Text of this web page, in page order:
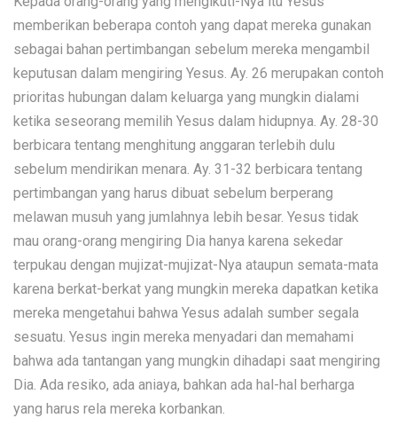
memberikan beberapa contoh yang dapat mereka gunakan
sebagai bahan pertimbangan sebelum mereka mengambil
keputusan dalam mengiring Yesus. Ay. 26 merupakan contoh
prioritas hubungan dalam keluarga yang mungkin dialami
ketika seseorang memilih Yesus dalam hidupnya. Ay. 28-30
berbicara tentang menghitung anggaran terlebih dulu
sebelum mendirikan menara. Ay. 31-32 berbicara tentang
pertimbangan yang harus dibuat sebelum berperang
melawan musuh yang jumlahnya lebih besar. Yesus tidak
mau orang-orang mengiring Dia hanya karena sekedar
terpukau dengan mujizat-mujizat-Nya ataupun semata-mata
karena berkat-berkat yang mungkin mereka dapatkan ketika
mereka mengetahui bahwa Yesus adalah sumber segala
sesuatu. Yesus ingin mereka menyadari dan memahami
bahwa ada tantangan yang mungkin dihadapi saat mengiring
Dia. Ada resiko, ada aniaya, bahkan ada hal-hal berharga
yang harus rela mereka korbankan.